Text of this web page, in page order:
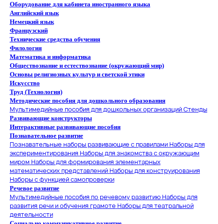
Оборудование для кабинета иностранного языка
Английский язык
Немецкий язык
Французский
Технические средства обучения
Филология
Математика и информатика
Обществознание и естествознание (окружающий мир)
Основы религиозных культур и светской этики
Искусство
Труд (Технология)
Методические пособия для дошкольного образования
Мультимедийные пособия для дошкольных организацийСтенды
Развивающие конструкторы
Интерактивные развивающие пособия
Познавательное развитие
Познавательные наборы развивающие с правиламиНаборы для
экспериментированияНаборы для знакомства с окружающим
миром Наборы для формирования элементарных
математических представленийНаборы для конструирования
Наборы с функцией самопроверки
Речевое развитие
Мультимедийные пособия по речевому развитиюНаборы для
развития речи и обучения грамоте Наборы для театральной
деятельности